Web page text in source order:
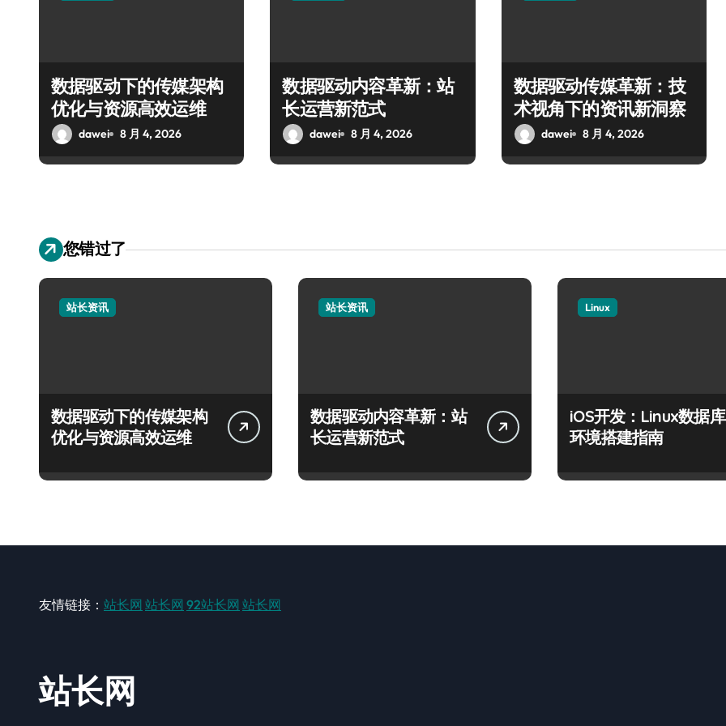
数据驱动下的传媒架构
优化与资源高效运维
dawei 8 月 4, 2026
数据驱动内容革新：站
长运营新范式
dawei 8 月 4, 2026
数据驱动传媒革新：技
术视角下的资讯新洞察
dawei 8 月 4, 2026
您错过了
站长资讯
数据驱动下的传媒架构
优化与资源高效运维
站长资讯
数据驱动内容革新：站
长运营新范式
Linux
iOS开发：Linux数据库
环境搭建指南
友情链接： 站长网 站长网 92站长网 站长网
站长网